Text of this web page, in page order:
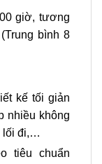
giờ, tương
bình 8
kế tối giản
nhiều không
lối đi,…
tiêu chuẩn